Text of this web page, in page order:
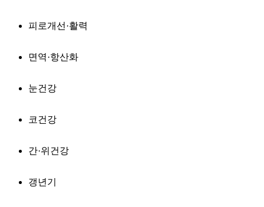
피로개선·활력
면역·항산화
눈건강
코건강
간·위건강
갱년기